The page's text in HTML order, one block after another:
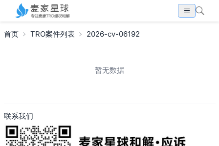
首页 TRO案件列表 2026-cv-06192
暂无数据
联系我们